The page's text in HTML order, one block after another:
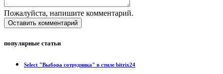
Пожалуйста, напишите комментарий.
Оставить комментарий
популярные статьи
Select "Выбора сотрудника" в стиле bitrix24